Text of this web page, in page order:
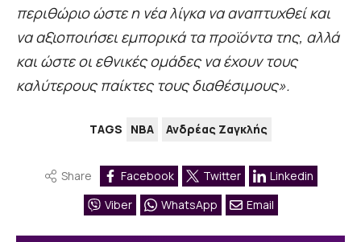
περιθώριο ώστε η νέα λίγκα να αναπτυχθεί και
να αξιοποιήσει εμπορικά τα προϊόντα της, αλλά
και ώστε οι εθνικές ομάδες να έχουν τους
καλύτερους παίκτες τους διαθέσιμους».
TAGS NBA Ανδρέας Ζαγκλής
Share Facebook Twitter
Linkedin
Viber
WhatsApp Email